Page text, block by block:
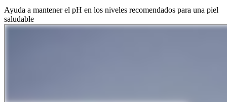
Ayuda a mantener el pH en los niveles recomendados para una piel
saludable